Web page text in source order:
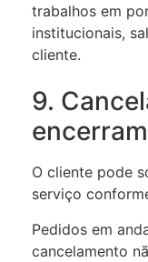
trabalhos em
institucionais,
cliente.
9.
O cliente pode
serviço
Pedidos em
cancelamento